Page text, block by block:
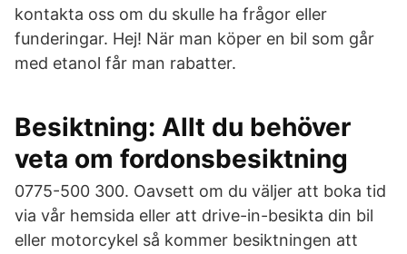
kontakta oss om du skulle ha frågor eller
funderingar. Hej! När man köper en bil som går
med etanol får man rabatter.
Besiktning: Allt du behöver
veta om fordonsbesiktning
0775-500 300. Oavsett om du väljer att boka tid
via vår hemsida eller att drive-in-besikta din bil
eller motorcykel så kommer besiktningen att